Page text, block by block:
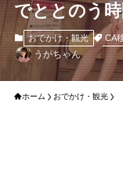
でととのう
おでかけ・観光 CA
うがちゃん
ホーム おでかけ・観光